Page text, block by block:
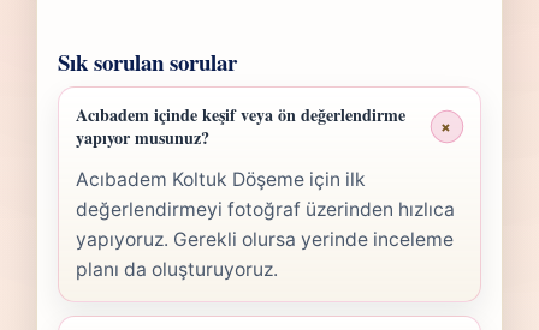
Sık sorulan sorular
Acıbadem içinde keşif veya ön değerlendirme
yapıyor musunuz?
+
Acıbadem Koltuk Döşeme için ilk
değerlendirmeyi fotoğraf üzerinden hızlıca
yapıyoruz. Gerekli olursa yerinde inceleme
planı da oluşturuyoruz.